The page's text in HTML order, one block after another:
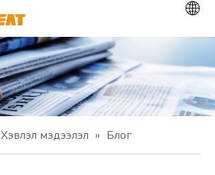
Хэвлэл мэдээлэл » Блог